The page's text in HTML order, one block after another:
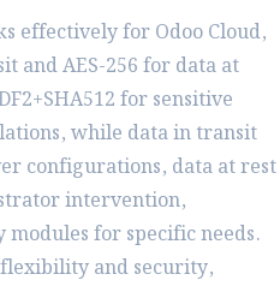
effectively for Odoo Cloud,
and AES-256 for data at
for sensitive
while data in transit
configurations, data at rest
intervention,
for specific needs.
and security,